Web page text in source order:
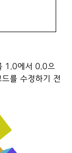
1.0에서 0.0으
를 수정하기 전